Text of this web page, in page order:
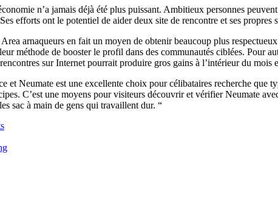
n’a jamais déjà été plus puissant. Ambitieux personnes
efforts ont le potentiel de aider deux site de rencontre et ses propres
arnaqueurs en fait un moyen de obtenir beaucoup plus
méthode de booster le profil dans des communautés ciblées. Pour
sur Internet pourrait produire gros gains à l’intérieur du mois
et Neumate est une excellente choix pour célibataires recherche que
C’est une moyens pour visiteurs découvrir et vérifier Neumate
sac à main de gens qui travaillent dur. “